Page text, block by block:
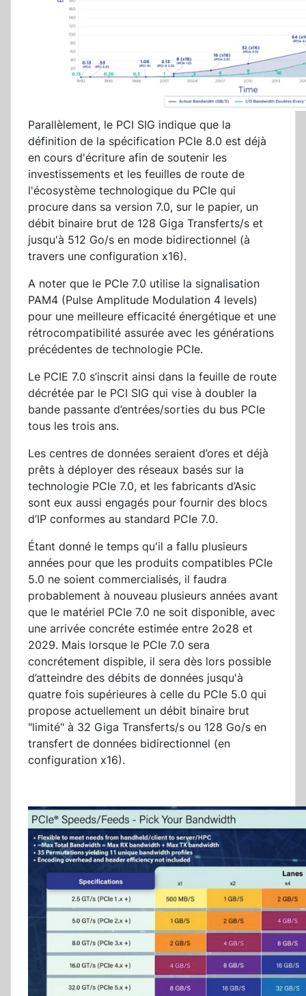
Parallèlement, le PCI SIG indique que la
définition de la spécification PCIe 8.0 est déjà
en cours d'écriture afin de soutenir les
investissements et les feuilles de route de
l'écosystème technologique du PCIe qui
procure dans sa version 7.0, sur le papier, un
débit binaire brut de 128 Giga Transferts/s et
jusqu'à 512 Go/s en mode bidirectionnel (à
travers une configuration x16).
A noter que le PCIe 7.0 utilise la signalisation
PAM4 (Pulse Amplitude Modulation 4 levels)
pour une meilleure efficacité énergétique et une
rétrocompatibilité assurée avec les générations
précédentes de technologie PCIe.
Le PCIE 7.0 s’inscrit ainsi dans la feuille de route
décrétée par le PCI SIG qui vise à doubler la
bande passante d’entrées/sorties du bus PCIe
tous les trois ans.
Les centres de données seraient d’ores et déjà
prêts à déployer des réseaux basés sur la
technologie PCIe 7.0, et les fabricants d’Asic
sont eux aussi engagés pour fournir des blocs
d’IP conformes au standard PCIe 7.0.
Étant donné le temps qu'il a fallu plusieurs
années pour que les produits compatibles PCIe
5.0 ne soient commercialisés, il faudra
probablement à nouveau plusieurs années avant
que le matériel PCIe 7.0 ne soit disponible, avec
une arrivée concréte estimée entre 2o28 et
2029. Mais lorsque le PCIe 7.0 sera
concrétement dispible, il sera dès lors possible
d’atteindre des débits de données jusqu'à
quatre fois supérieures à celle du PCIe 5.0 qui
propose actuellement un débit binaire brut
"limité" à 32 Giga Transferts/s ou 128 Go/s en
transfert de données bidirectionnel (en
configuration x16).